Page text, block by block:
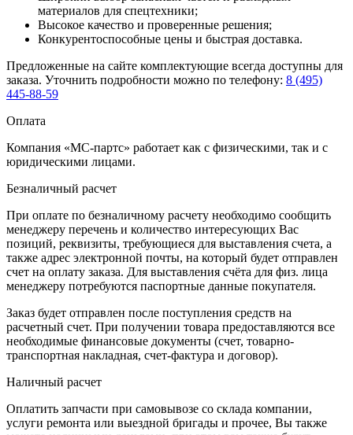
материалов для спецтехники;
Высокое качество и проверенные решения;
Конкурентоспособные цены и быстрая доставка.
Предложенные на сайте комплектующие всегда доступны для
заказа. Уточнить подробности можно по телефону: 8 (495)
445-88-59
Оплата
Компания «МС-партс» работает как с физическими, так и с
юридическими лицами.
Безналичный расчет
При оплате по безналичному расчету необходимо сообщить
менеджеру перечень и количество интересующих Вас
позиций, реквизиты, требующиеся для выставления счета, а
также адрес электронной почты, на который будет отправлен
счет на оплату заказа. Для выставления счёта для физ. лица
менеджеру потребуются паспортные данные покупателя.
Заказ будет отправлен после поступления средств на
расчетный счет. При получении товара предоставляются все
необходимые финансовые документы (счет, товарно-
транспортная накладная, счет-фактура и договор).
Наличный расчет
Оплатить запчасти при самовывозе со склада компании,
услуги ремонта или выездной бригады и прочее, Вы также